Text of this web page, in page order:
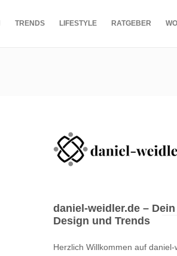
TRENDS LIFESTYLE RATGEBER
daniel-weidler.de –
Design und Trends
Herzlich Willkommen auf